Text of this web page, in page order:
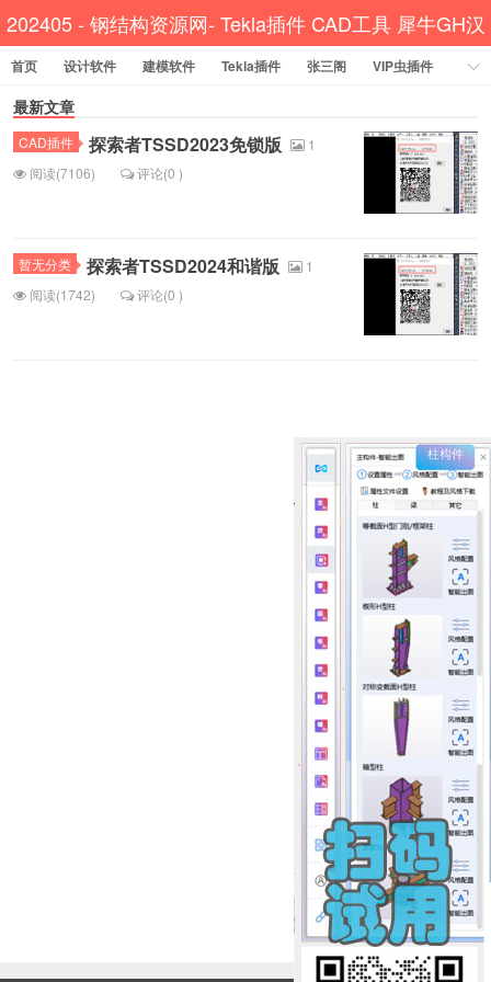
202405 - 钢结构资源网- Tekla插件 CAD工具 犀牛GH汉
化
首页 设计软件 建模软件 Tekla插件 张三阁
VIP虫插件
CAD插件
资讯教程
工程模型 关于网站
最新文章
CAD插件 探索者TSSD2023免锁版
1
阅读(7106)
评论(0 )
暂无分类 探索者TSSD2024和谐版
1
阅读(1742)
评论(0 )